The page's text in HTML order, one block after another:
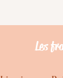
Les